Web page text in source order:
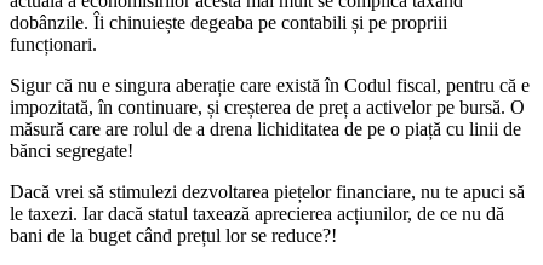
dobânzile. Îi chinuiește degeaba pe contabili și pe propriii
funcționari.
Sigur că nu e singura aberație care există în Codul fiscal, pentru că e
impozitată, în continuare, și creșterea de preț a activelor pe bursă. O
măsură care are rolul de a drena lichiditatea de pe o piață cu linii de
bănci segregate!
Dacă vrei să stimulezi dezvoltarea piețelor financiare, nu te apuci să
le taxezi. Iar dacă statul taxează aprecierea acțiunilor, de ce nu dă
bani de la buget când prețul lor se reduce?!